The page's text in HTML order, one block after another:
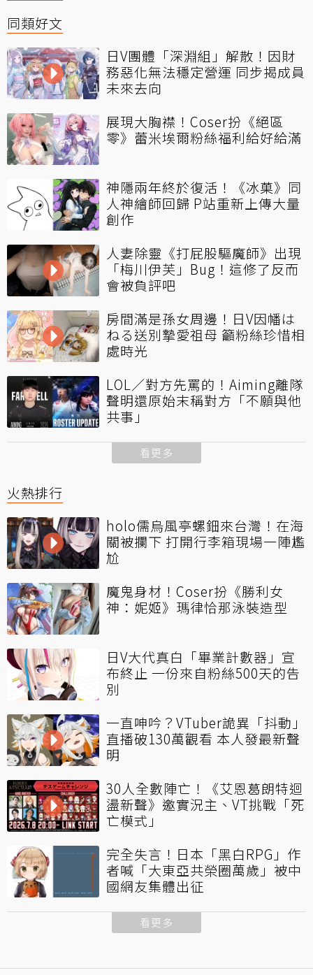
同類好文
日V團體「深淵組」解散！因財
務惡化無法穩定營運 同步揭成員
未來去向
展現大胸襟！Coser扮《絕區
零》蕾米埃爾粉絲福利給好給滿
神隱兩年終於復活！《冰菓》同
人神繪師回歸 P站重新上傳大量
創作
人妻除靈《打屁股驅魔師》出現
「梅川伊芙」Bug！這修了反而
會被負評吧
房間滿是孫女周邊！日V因幡は
ねる送別摯愛祖母 籲粉絲珍惜相
處時光
LOL／對方先罵的！Aiming離隊
聲明還原始末稱對方「不願與他
共事」
看更多
火熱排行
holo儒烏風亭螺鈿來台灣！在海
關被攔下 打開行李箱現場一陣尷
尬
魔鬼身材！Coser扮《勝利女
神：妮姬》瑪律恰那泳裝造型
日V大代真白「畢業計數器」宣
布終止 一份來自粉絲500天的告
別
一直呻吟？VTuber詭異「抖動」
直播破130萬觀看 本人發最新聲
明
30人全數陣亡！《艾恩葛朗特迴
盪新聲》邀實況主、VT挑戰「死
亡模式」
完全失言！日本「黑白RPG」作
者喊「大東亞共榮圈萬歲」被中
國網友集體出征
看更多